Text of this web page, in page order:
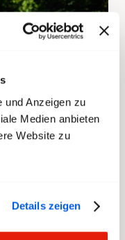
und Anzeigen zu
Medien anbieten
Website zu
Details zeigen